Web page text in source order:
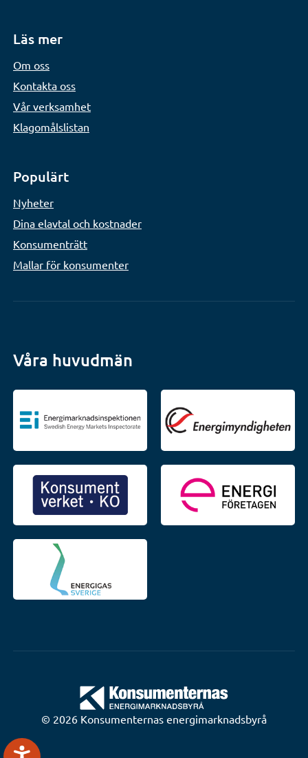
Läs mer
Om oss
Kontakta oss
Vår verksamhet
Klagomålslistan
Populärt
Nyheter
Dina elavtal och kostnader
Konsumenträtt
Mallar för konsumenter
Våra huvudmän
© 2026 Konsumenternas energimarknadsbyrå